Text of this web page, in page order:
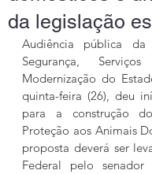
da legislação
Audiência pública da
Segurança,
Modernização do
quinta-feira (26), deu
para a construção
Proteção aos Animais
proposta deverá ser
Federal pelo senador